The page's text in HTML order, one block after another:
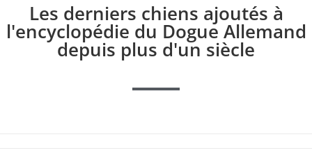
Les derniers chiens ajoutés à
l'encyclopédie du Dogue Allemand
depuis plus d'un siècle